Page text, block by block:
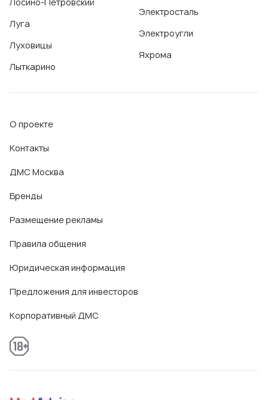
Луга
Луховицы
Лыткарино
Электросталь
Электроугли
Яхрома
О проекте
Контакты
ДМС Москва
Бренды
Размещение рекламы
Правила общения
Юридическая информация
Предложения для инвесторов
Корпоративный ДМС